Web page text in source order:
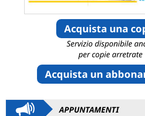
Acquista una
Servizio disponibile
per copie arretrate
Acquista un
APPUNTAMENTI